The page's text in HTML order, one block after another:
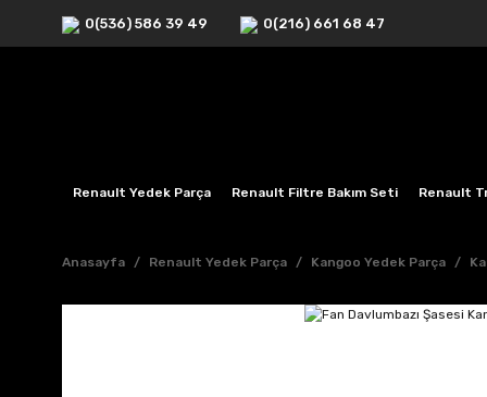
0(536) 586 39 49 0(216) 661 68 47
Renault Yedek Parça Renault Filtre Bakım Seti Renault
Anasayfa Renault Yedek Parça Kangoo Yedek Parça